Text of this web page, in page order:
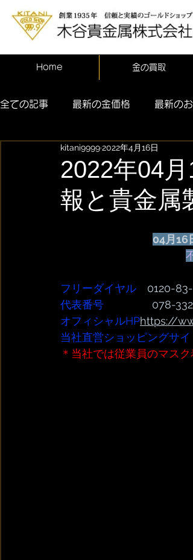
Home 金の買取
全ての記事 最新の金価格 最新の
2022年04
報と貴金属
kitani99992022年4月16日
04月16
フリーダイヤル 0120-
代表番号
078-
オフィシャルHPhttps://
当社直営ショッピングサイ
＊当社では従業員のマス